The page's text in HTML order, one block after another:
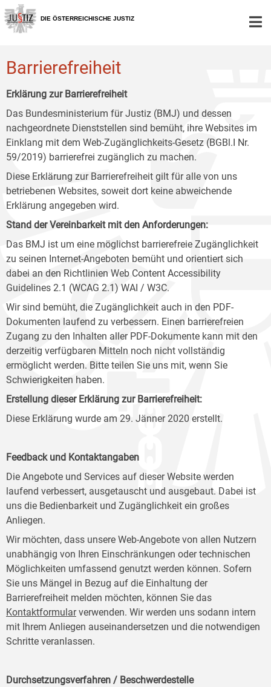
Zur
Hauptnavigation
[1]
Zum
Inhalt
[2]
Zum
Untermenü
[3]
DIE ÖSTERREICHISCHE JUSTIZ
Barrierefreiheit
Erklärung zur Barrierefreiheit
Das Bundesministerium für Justiz (BMJ) und dessen
nachgeordnete Dienststellen sind bemüht, ihre Websites im
Einklang mit dem Web-Zugänglichkeits-Gesetz (BGBl.I Nr.
59/2019) barrierefrei zugänglich zu machen.
Diese Erklärung zur Barrierefreiheit gilt für alle von uns
betriebenen Websites, soweit dort keine abweichende
Erklärung angegeben wird.
Stand der Vereinbarkeit mit den Anforderungen:
Das BMJ ist um eine möglichst barrierefreie Zugänglichkeit
zu seinen Internet-Angeboten bemüht und orientiert sich
dabei an den Richtlinien Web Content Accessibility
Guidelines 2.1 (WCAG 2.1) WAI / W3C.
Wir sind bemüht, die Zugänglichkeit auch in den PDF-
Dokumenten laufend zu verbessern. Einen barrierefreien
Zugang zu den Inhalten aller PDF-Dokumente kann mit den
derzeitig verfügbaren Mitteln noch nicht vollständig
ermöglicht werden. Bitte teilen Sie uns mit, wenn Sie
Schwierigkeiten haben.
Erstellung dieser Erklärung zur Barrierefreiheit:
Diese Erklärung wurde am 29. Jänner 2020 erstellt.
Feedback und Kontaktangaben
Die Angebote und Services auf dieser Website werden
laufend verbessert, ausgetauscht und ausgebaut. Dabei ist
uns die Bedienbarkeit und Zugänglichkeit ein großes
Anliegen.
Wir möchten, dass unsere Web-Angebote von allen Nutzern
unabhängig von Ihren Einschränkungen oder technischen
Möglichkeiten umfassend genutzt werden können. Sofern
Sie uns Mängel in Bezug auf die Einhaltung der
Barrierefreiheit melden möchten, können Sie das
Kontaktformularverwenden. Wir werden uns sodann intern
mit Ihrem Anliegen auseinandersetzen und die notwendigen
Schritte veranlassen.
Durchsetzungsverfahren / Beschwerdestelle